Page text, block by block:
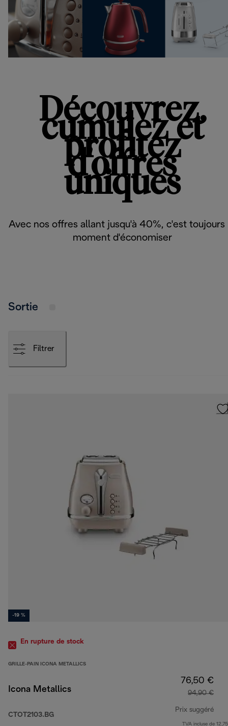
Découvrez,
cumulez et
profitez
d'offres
uniques
Avec nos offres allant jusqu'à 40%, c'est toujours
moment d'économiser
Sortie
Filtrer
-19 %
En rupture de stock
GRILLE-PAIN ICONA METALLICS
Icona Metallics
CTOT2103.BG
76,50 €
94,90 €
Prix suggéré
TVA incluse de